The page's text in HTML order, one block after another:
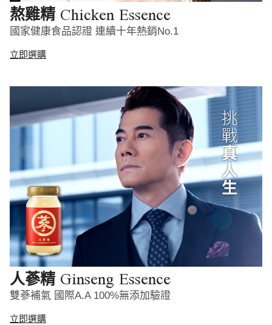
熬雞精 Chicken Essence
國家健康食品認證 連續十年熱銷No.1
立即選購
人蔘精 Ginseng Essence
雙蔘補氣 國際A.A 100%無添加驗證
立即選購